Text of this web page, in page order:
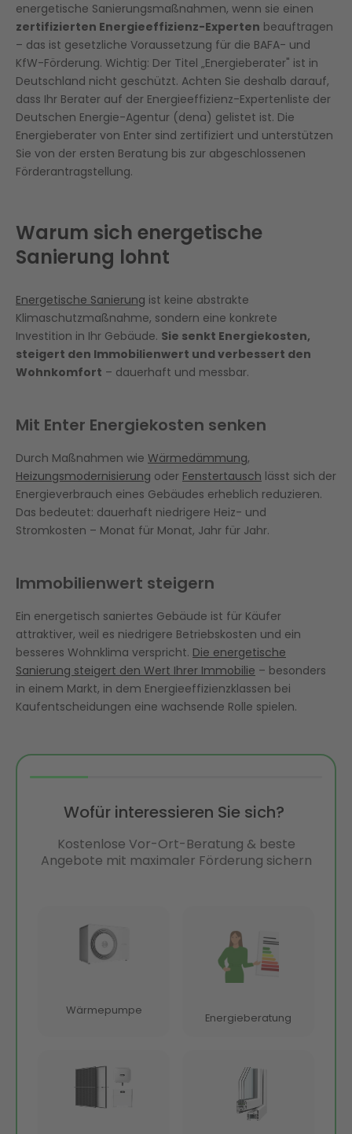
energetische Sanierungsmaßnahmen, wenn sie einen
zertifizierten Energieeffizienz-Experten beauftragen
– das ist gesetzliche Voraussetzung für die BAFA- und
KfW-Förderung. Wichtig: Der Titel „Energieberater" ist in
Deutschland nicht geschützt. Achten Sie deshalb darauf,
dass Ihr Berater auf der Energieeffizienz-Expertenliste der
Deutschen Energie-Agentur (dena) gelistet ist. Die
Energieberater von Enter sind zertifiziert und unterstützen
Sie von der ersten Beratung bis zur abgeschlossenen
Förderantragstellung.
Warum sich energetische
Sanierung lohnt
Energetische Sanierung ist keine abstrakte
Klimaschutzmaßnahme, sondern eine konkrete
Investition in Ihr Gebäude. Sie senkt Energiekosten,
steigert den Immobilienwert und verbessert den
Wohnkomfort – dauerhaft und messbar.
Mit Enter Energiekosten senken
Durch Maßnahmen wie Wärmedämmung,
Heizungsmodernisierung oder Fenstertausch lässt sich der
Energieverbrauch eines Gebäudes erheblich reduzieren.
Das bedeutet: dauerhaft niedrigere Heiz- und
Stromkosten – Monat für Monat, Jahr für Jahr.
Immobilienwert steigern
Ein energetisch saniertes Gebäude ist für Käufer
attraktiver, weil es niedrigere Betriebskosten und ein
besseres Wohnklima verspricht. Die energetische
Sanierung steigert den Wert Ihrer Immobilie – besonders
in einem Markt, in dem Energieeffizienzklassen bei
Kaufentscheidungen eine wachsende Rolle spielen.